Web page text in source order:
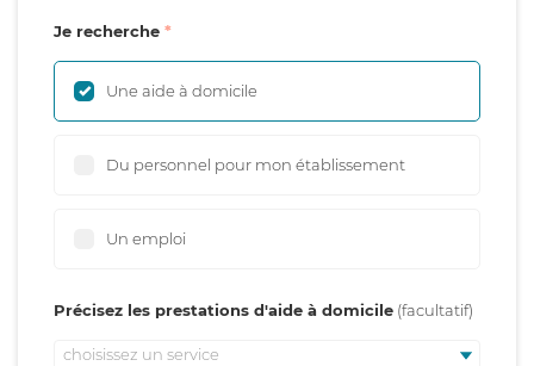
Je recherche
Une aide à domicile
Du personnel pour mon établissement
Un emploi
Précisez les prestations d'aide à domicile
choisissez un service